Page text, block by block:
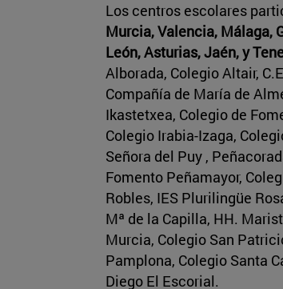
Los centros escolares
Murcia, Valencia, Málaga,
León, Asturias, Jaén, y
Alborada, Colegio Altair,
Compañía de María de
Ikastetxea, Colegio de
Colegio Irabia-Izaga,
Señora del Puy ,
Fomento Peñamayor,
Robles, IES Plurilingüe
Mª de la Capilla, HH.
Murcia, Colegio San
Pamplona, Colegio Santa
Diego El Escorial.